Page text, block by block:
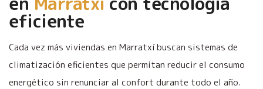
eficiente
Cada vez más viviendas en Marratxí buscan sistemas de
climatización eficientes que permitan reducir el consumo
energético sin renunciar al confort durante todo el año.